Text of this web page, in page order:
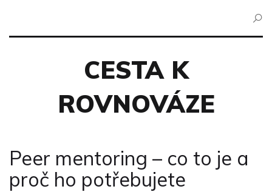
CESTA K
ROVNOVÁZE
Peer mentoring – co to je a
proč ho potřebujete